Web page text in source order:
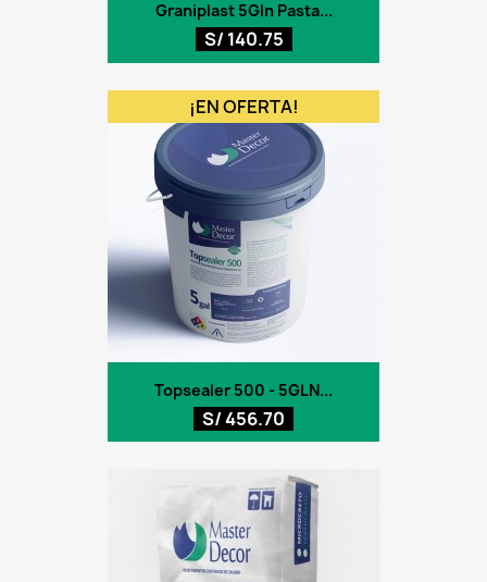
Graniplast 5Gln Pasta...
S/ 140.75
Topsealer 500 - 5GLN...
S/ 456.70
¡EN OFERTA!